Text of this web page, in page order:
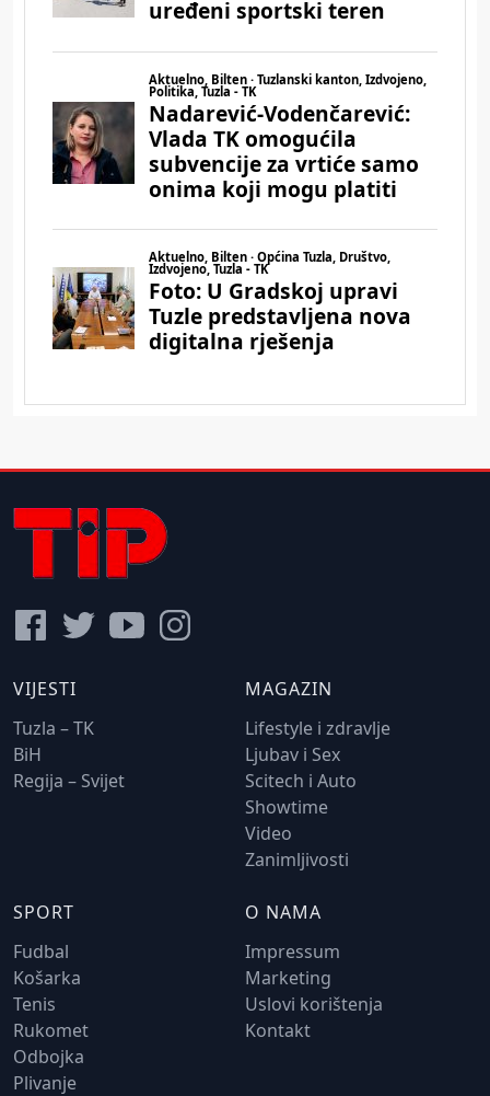
VIJESTI
Tuzla – TK
BiH
Regija – Svijet
MAGAZIN
Lifestyle i zdravlje
Ljubav i Sex
Scitech i Auto
Showtime
Video
Zanimljivosti
SPORT
Fudbal
Košarka
Tenis
Rukomet
Odbojka
Plivanje
O NAMA
Impressum
Marketing
Uslovi korištenja
Kontakt